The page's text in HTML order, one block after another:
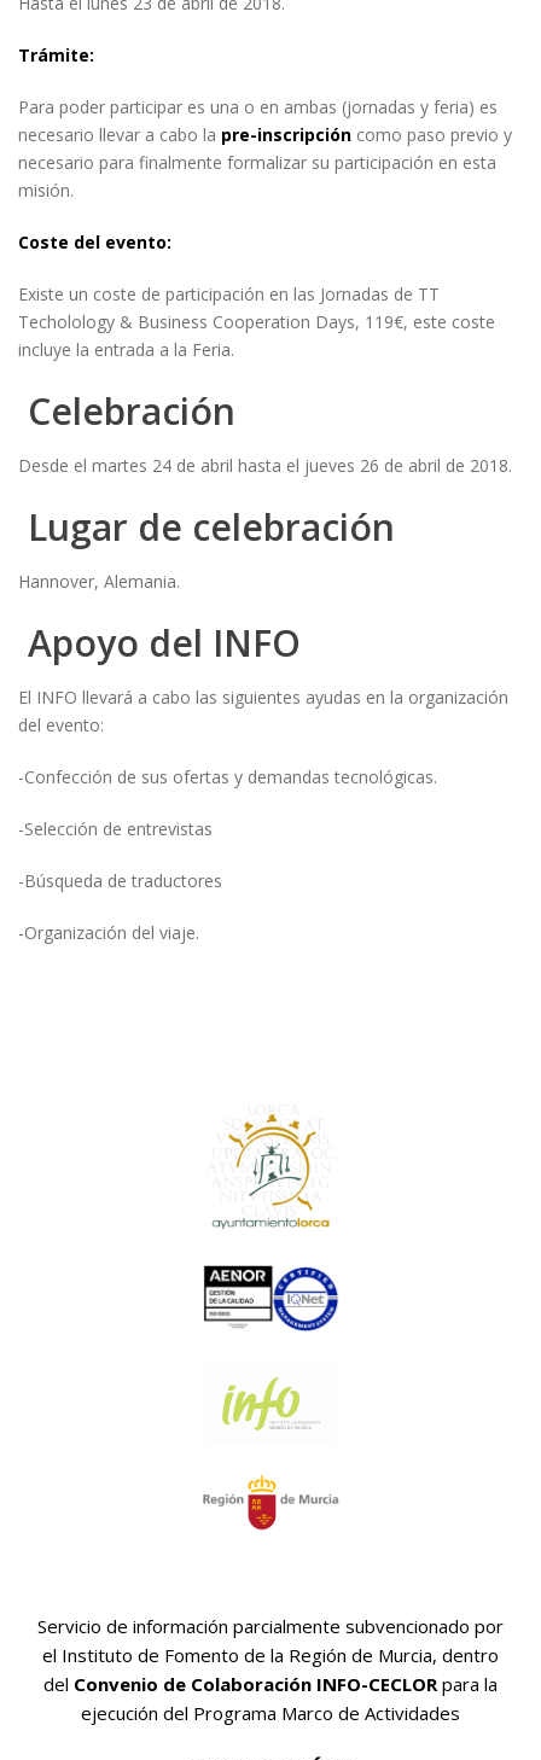
Trámite:
Para poder participar es una o en ambas (jornadas y feria) es
necesario llevar a cabo la pre-inscripción como paso previo y
necesario para finalmente formalizar su participación en esta
misión.
Coste del evento:
Existe un coste de participación en las Jornadas de TT
Techolology & Business Cooperation Days, 119€, este coste
incluye la entrada a la Feria.
Celebración
Desde el martes 24 de abril hasta el jueves 26 de abril de 2018.
Lugar de celebración
Hannover, Alemania.
Apoyo del INFO
El INFO llevará a cabo las siguientes ayudas en la organización
del evento:
-Confección de sus ofertas y demandas tecnológicas.
-Selección de entrevistas
-Búsqueda de traductores
-Organización del viaje.
Servicio de información parcialmente subvencionado por
el Instituto de Fomento de la Región de Murcia, dentro
del Convenio de Colaboración INFO-CECLOR para la
ejecución del Programa Marco de Actividades